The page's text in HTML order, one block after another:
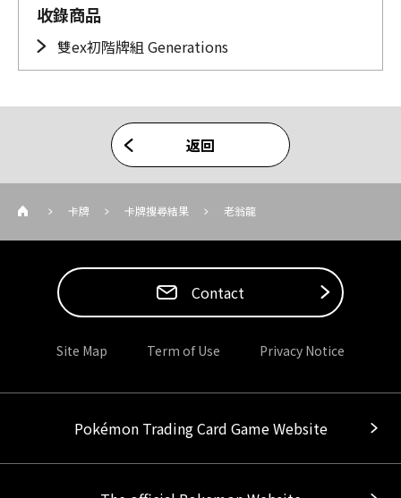
收錄商品
雙ex初階牌組 Generations
返回
卡牌 卡牌搜尋結果 老翁龍
Contact
Site Map Term of Use Privacy Notice
Pokémon Trading Card Game Website